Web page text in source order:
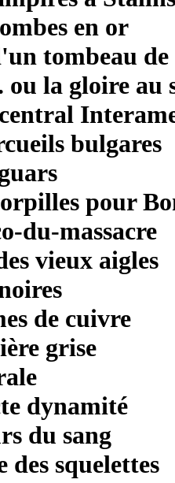
en or
tombeau
ou la gloire au
bulgares
pour
du-massacre
vieux aigles
de cuivre
grise
dynamité
du sang
des squelettes